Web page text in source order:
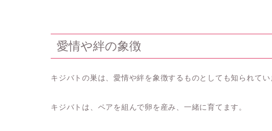
愛情や絆の象徴
キジバトの巣は、愛情や絆を象徴するものとしても知られてい
キジバトは、ペアを組んで卵を産み、一緒に育てます。